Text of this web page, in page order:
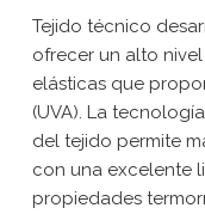
Tejido técnico
ofrecer un alto
elásticas que
(UVA). La
del tejido permite
con una excelente
propiedades